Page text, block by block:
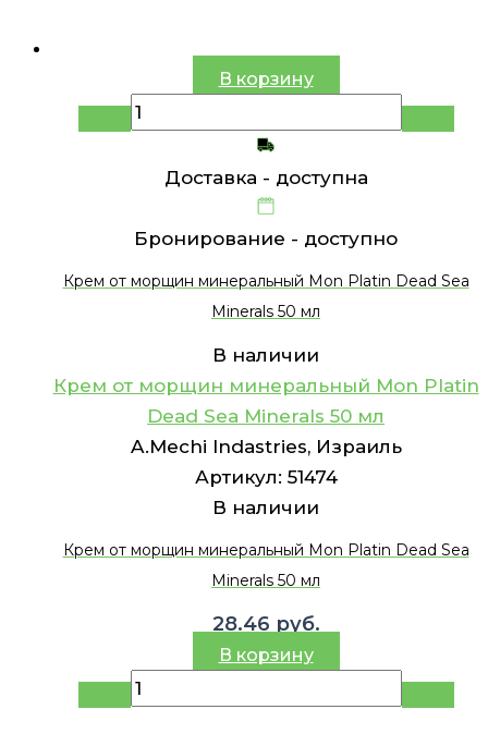
В корзину
Доставка - доступна
Бронирование - доступно
Крем от морщин минеральный Mon Platin Dead Sea
Minerals 50 мл
В наличии
Крем от морщин минеральный Mon Platin
Dead Sea Minerals 50 мл
A.Mechi Indastries, Израиль
Артикул: 51474
В наличии
Крем от морщин минеральный Mon Platin Dead Sea
Minerals 50 мл
28.46 руб.
В корзину